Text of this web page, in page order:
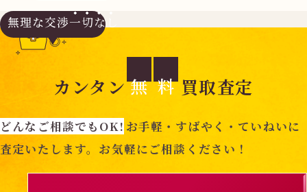
無理な交渉一切なし
カンタン 無 料 買取査定
どんなご相談でもOK! お手軽・すばやく・ていねいに
査定いたします。お気軽にご相談ください！